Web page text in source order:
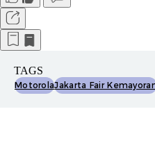
TAGS
MotorolaJakarta Fair